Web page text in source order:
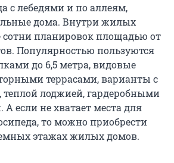
с лебедями и по аллеям,
дома. Внутри жилых
сотни планировок площадью от
Популярностью пользуются
до 6,5 метра, видовые
террасами, варианты с
теплой лоджией, гардеробными
если не хватает места для
то можно приобрести
этажах жилых домов.